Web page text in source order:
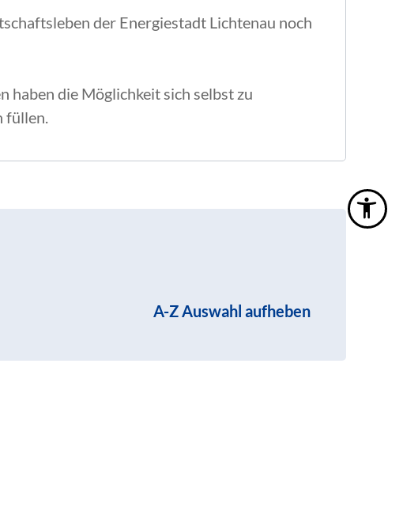
der Energiestadt Lichtenau noch
haben die Möglichkeit sich selbst zu
füllen.
A-Z Auswahl aufheben